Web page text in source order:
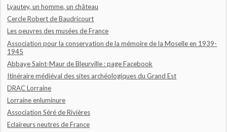
Lyautey, un homme, un château
Cercle Robert de Baudricourt
Les oeuvres des musées de France
Association pour la conservation de la mémoire de la Moselle en 1939-
1945
Abbaye Saint-Maur de Bleurville : page Facebook
Itinéraire médiéval des sites archéologiques du Grand Est
DRAC Lorraine
Lorraine enluminure
Association Séré de Rivières
Eclaireurs neutres de France